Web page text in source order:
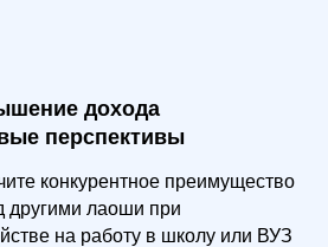
дохода
перспективы
конкурентное преимущество
другими лаоши при
на работу в школу или ВУЗ